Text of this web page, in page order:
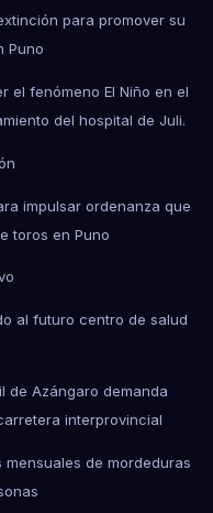
para promover su
Puno
el fenómeno El Niño en el
del hospital de Juli.
impulsar ordenanza que
toros en Puno
al futuro centro de salud
de Azángaro demanda
interprovincial
mensuales de mordeduras